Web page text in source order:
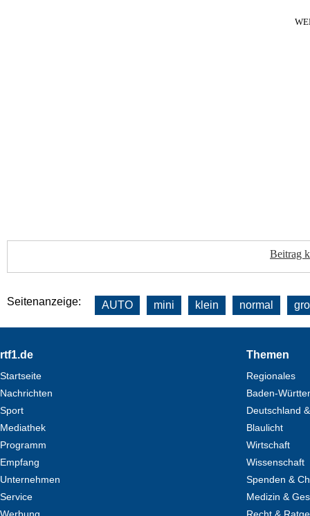
Beitrag
Seitenanzeige: AUTO mini klein normal
Footer
rtf1.de
Startseite
Nachrichten
Sport
Mediathek
Programm
Empfang
Unternehmen
Service
Themen
Regionales
Baden-
Deutschland
Blaulicht
Wirtschaft
Wissenschaft
Spenden &
Medizin &